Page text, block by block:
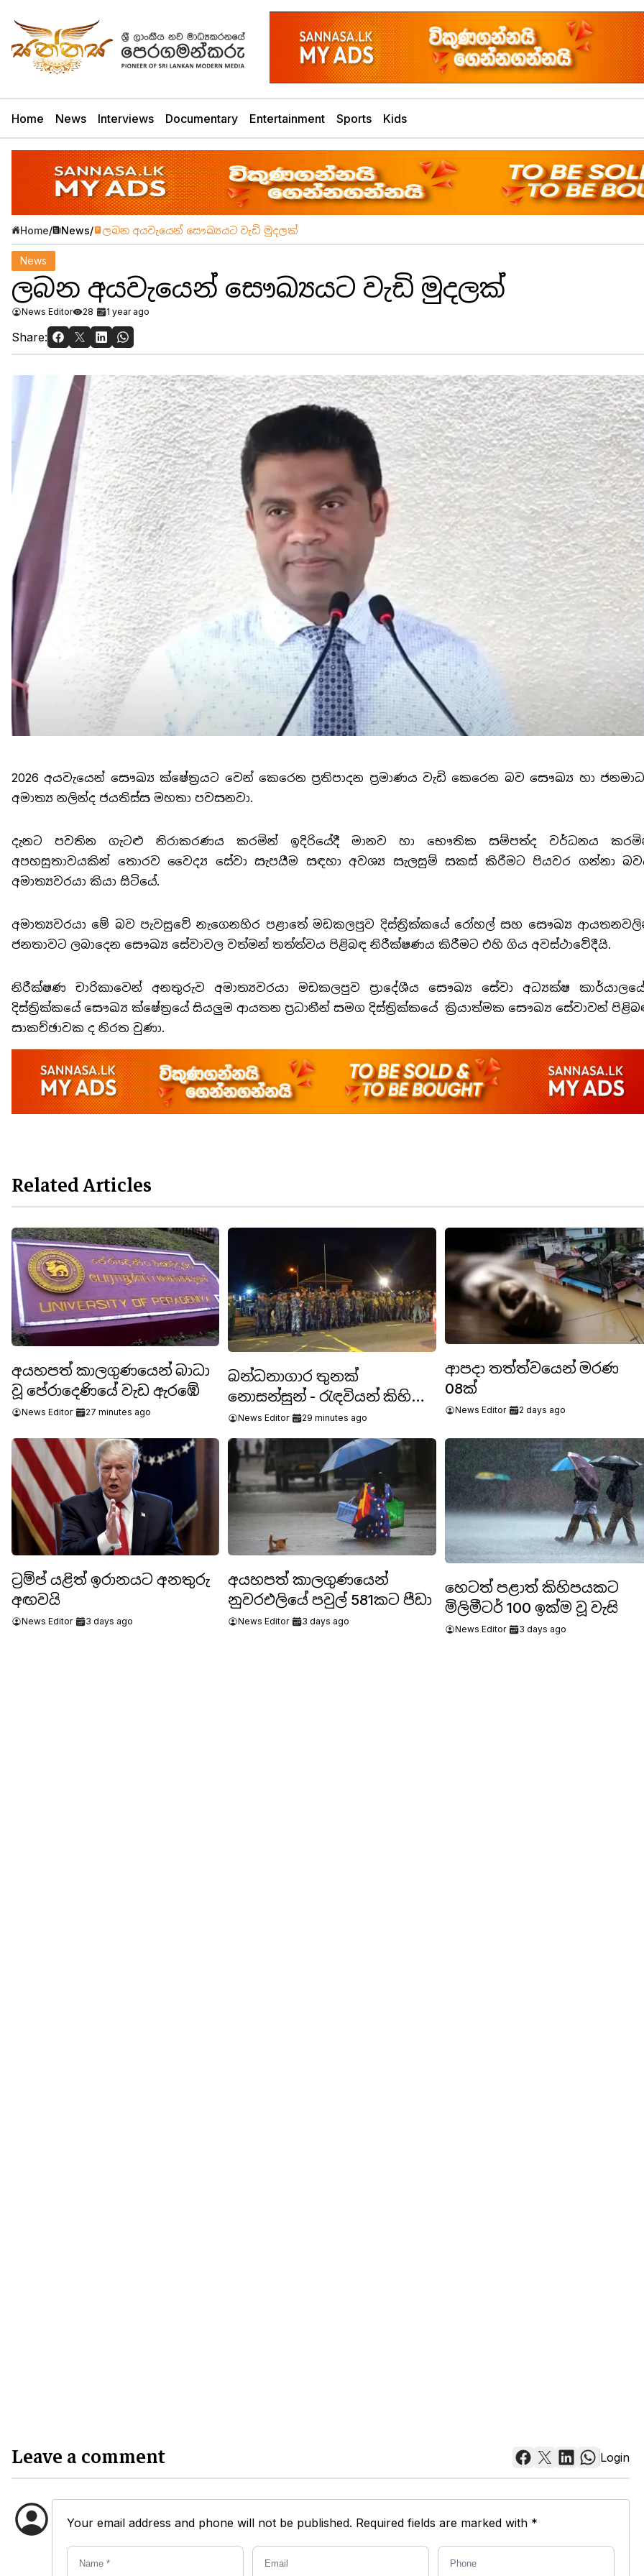
Home News Interviews Documentary Entertainment Sports Kids
Home/ News/ ලබන අයවැයෙන් සෞඛ්‍යයට වැඩි මුදලක්
News
ලබන අයවැයෙන් සෞඛ්‍යයට වැඩි මුදලක්
News Editor 28 1 year ago
Share:
2026 අයවැයෙන් සෞඛ්‍ය ක්ෂේත්‍රයට වෙන් කෙරෙන ප්‍රතිපාදන ප්‍රමාණය වැඩි කෙරෙන බව සෞඛ්‍ය හා
අමාත්‍ය නලින්ද ජයතිස්ස මහතා පවසනවා.
දැනට පවතින ගැටළු නිරාකරණය කරමින් ඉදිරියේදී මානව හා භෞතික සම්පත්ද වර්ධනය
අපහසුතාවයකින් තොරව වෛද්‍ය සේවා සැපයීම සඳහා අවශ්‍ය සැලසුම් සකස් කිරීමට පියවර ගන්නා
අමාත්‍යවරයා කියා සිටියේ.
අමාත්‍යවරයා මේ බව පැවසුවේනැගෙනහිර පළාතේ මඩකලපුව දිස්ත්‍රික්කයේ රෝහල් සහ සෞඛ්‍ය
ජනතාවට ලබාදෙන සෞඛ්‍ය සේවාවල වත්මන් තත්ත්වය පිළිබඳ නිරීක්ෂණය කිරීමට එහි ගිය අවස්ථාවේදීයි.
නිරීක්ෂණ චාරිකාවෙන් අනතුරුව අමාත්‍යවරයා මඩකලපුව ප්‍රාදේශීය සෞඛ්‍ය සේවා අධ්‍යක්ෂ
දිස්ත්‍රික්කයේ සෞඛ්‍ය ක්ෂේත්‍රයේ සියලුම ආයතන ප්‍රධානීන් සමග දිස්ත්‍රික්කයේ ක්‍රියාත්මක සෞඛ්‍ය සේවාවන්
සාකච්ඡාවක ද නිරත වුණා.
Related Articles
අයහපත් කාලගුණයෙන් බාධා
වූ පේරාදෙණියේ වැඩ ඇරඹේ
News Editor 27 minutes ago
බන්ධනාගාර තුනක්
නොසන්සුන් - රැඳවියන් කිහිප
දෙනෙකු මරුට
News Editor 29 minutes ago
ආපදා තත්ත්වයෙන් මරණ
08ක්
News Editor 2 days ago
ට්‍රම්ප් යළිත් ඉරානයට අනතුරු
අඟවයි
News Editor 3 days ago
අයහපත් කාලගුණයෙන්
නුවරඑලියේ පවුල් 581කට පීඩා
News Editor 3 days ago
හෙටත් පළාත් කිහිපයකට
මිලිමීටර් 100 ඉක්ම වූ වැසි
News Editor 3 days ago
Leave a comment Login
Your email address and phone will not be published. Required fields are marked with *